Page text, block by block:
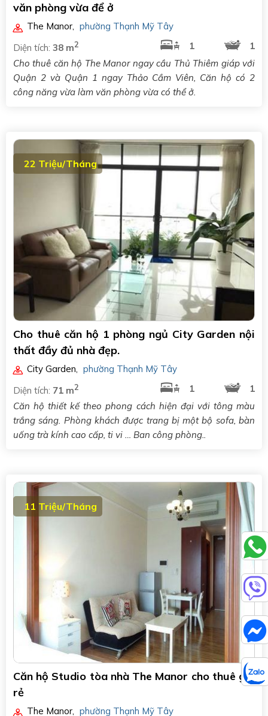
văn phòng vừa để ở
The Manor, phường Thạnh Mỹ Tây
Diện tích: 38 m2 1
1
Cho thuê căn hộ The Manor ngay cầu Thủ Thiêm giáp với
Quận 2 và Quận 1 ngay Thảo Cầm Viên, Căn hộ có 2
công năng vừa làm văn phòng vừa có thể ở.
22 Triệu/Tháng
Cho thuê căn hộ 1 phòng ngủ City Garden nội
thất đầy đủ nhà đẹp.
City Garden
phường Thạnh Mỹ Tây
Diện tích: 71 m2 1
1
Căn hộ thiết kế theo phong cách hiện đại với tông màu
trắng sáng. Phòng khách được trang bị một bộ sofa, bàn
uống trà kính cao cấp, ti vi … Ban công phòng..
11 Triệu/Tháng
Căn hộ Studio tòa nhà The Manor cho thuê giá
rẻ
The Manor, phường Thạnh Mỹ Tây